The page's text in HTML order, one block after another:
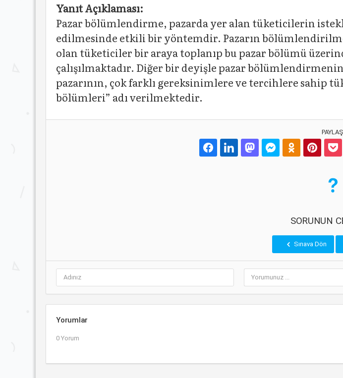
Yanıt Açıklaması:
Pazar bölümlendirme, pazarda yer alan tüketicilerin
edilmesinde etkili bir yöntemdir. Pazarın
olan tüketiciler bir araya toplanıp bu pazar bölümü
çalışılmaktadır. Diğer bir deyişle pazar
pazarının, çok farklı gereksinimlere ve tercihlere sahip
bölümleri” adı verilmektedir.
SORUNUN
Sınava Dön
Yorumlar
0 Yorum